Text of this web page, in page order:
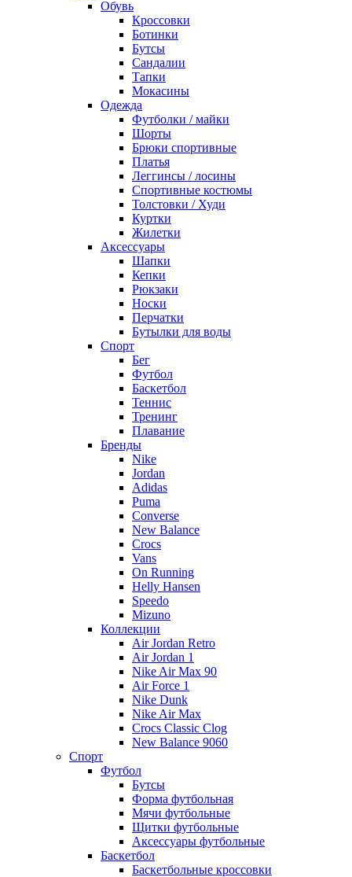
Обувь
Кроссовки
Ботинки
Бутсы
Сандалии
Тапки
Мокасины
Одежда
Футболки / майки
Шорты
Брюки спортивные
Платья
Леггинсы / лосины
Спортивные костюмы
Толстовки / Худи
Куртки
Жилетки
Аксессуары
Шапки
Кепки
Рюкзаки
Носки
Перчатки
Бутылки для воды
Спорт
Бег
Футбол
Баскетбол
Теннис
Тренинг
Плавание
Бренды
Nike
Jordan
Adidas
Puma
Converse
New Balance
Crocs
Vans
On Running
Helly Hansen
Speedo
Mizuno
Коллекции
Air Jordan Retro
Air Jordan 1
Nike Air Max 90
Air Force 1
Nike Dunk
Nike Air Max
Crocs Classic Clog
New Balance 9060
Спорт
Футбол
Бутсы
Форма футбольная
Мячи футбольные
Щитки футбольные
Аксессуары футбольные
Баскетбол
Баскетбольные кроссовки